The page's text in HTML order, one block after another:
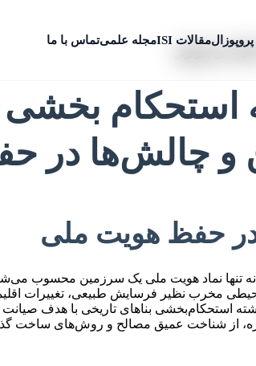
مقالات ISI مجله علمیتماس با ما و بروز
استحکام بخشی
و چالش‌ها در
در حفظ هویت ملی
تنها نماد هویت ملی یک سرزمین محسوب
مخرب نظیر فرسایش طبیعی، تغییرات
استحکام‌بخشی بناهای تاریخی با هدف صیانت
از شناخت عمیق مصالح و روش‌های ساخت